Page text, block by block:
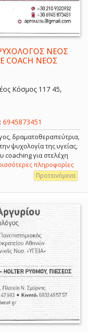
ΝΕΟΣ
COACH ΝΕΟΣ
Κόσμος 117 45,
6945873451
δραματοθεραπεύτρια,
ψυχολογία της υγείας,
coaching για στελέχη
πληροφορίες
Προτεινόμενα